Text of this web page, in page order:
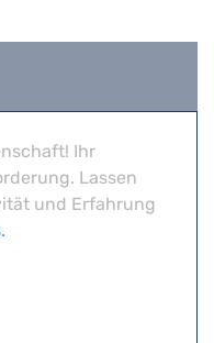
Ihr
Lassen
und Erfahrung